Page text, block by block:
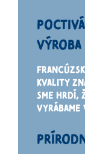
VÝROBA
KVALITY
SME HRDÍ,
VYRÁBAME